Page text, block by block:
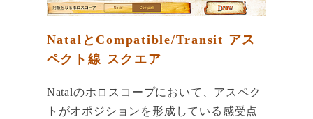
NatalとCompatible/Transit アス
ペクト線 スクエア
Natalのホロスコープにおいて、アスペク
トがオポジションを形成している感受点